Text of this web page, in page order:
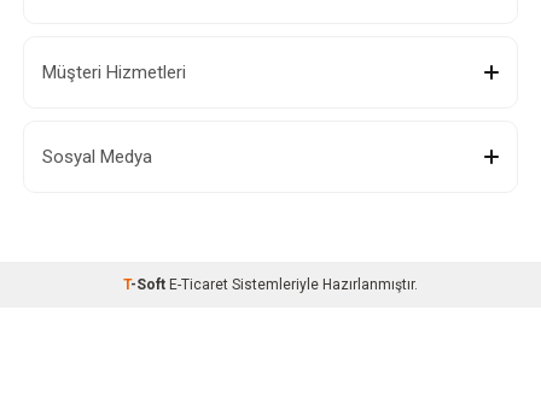
Müşteri Hizmetleri
Sosyal Medya
T-Soft E-Ticaret Sistemleriyle Hazırlanmıştır.